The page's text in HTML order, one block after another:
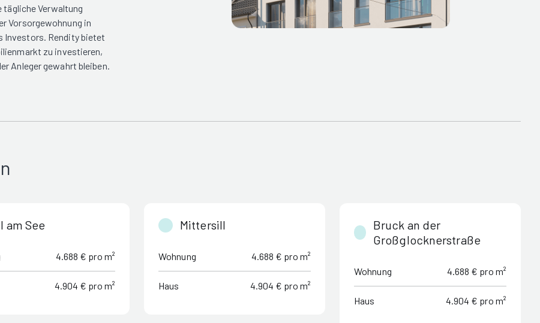
tägliche Verwaltung
Vorsorgewohnung in
Investors. Rendity bietet
zu investieren,
Anleger gewahrt bleiben.
am See
4.688 € pro m²
4.904 € pro m²
Mittersill
Wohnung 4.688 € pro m²
Haus 4.904 € pro m²
Bruck an der
Großglocknerstraße
Wohnung 4.688 € pro m²
Haus 4.904 € pro m²